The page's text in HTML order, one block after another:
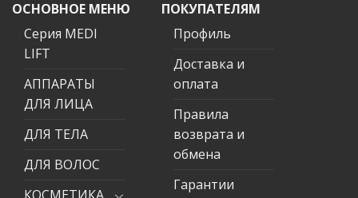
ОСНОВНОЕ МЕНЮ
Серия MEDI
LIFT
АППАРАТЫ
ДЛЯ ЛИЦА
ДЛЯ ТЕЛА
ДЛЯ ВОЛОС
ПОКУПАТЕЛЯМ
Профиль
Доставка и
оплата
Правила
возврата и
обмена
Гарантии